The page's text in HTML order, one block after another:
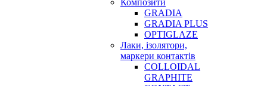
Композити
GRADIA
GRADIA PLUS
OPTIGLAZE
Лаки, ізолятори,
маркери контактів
COLLOIDAL
GRAPHITE